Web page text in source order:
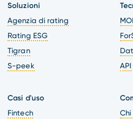
Soluzioni
Agenzia di rating
Rating ESG
Tigran
S-peek
API
Casi d'uso
Fintech